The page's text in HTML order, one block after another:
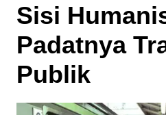
Sisi
Padatnya
Publik